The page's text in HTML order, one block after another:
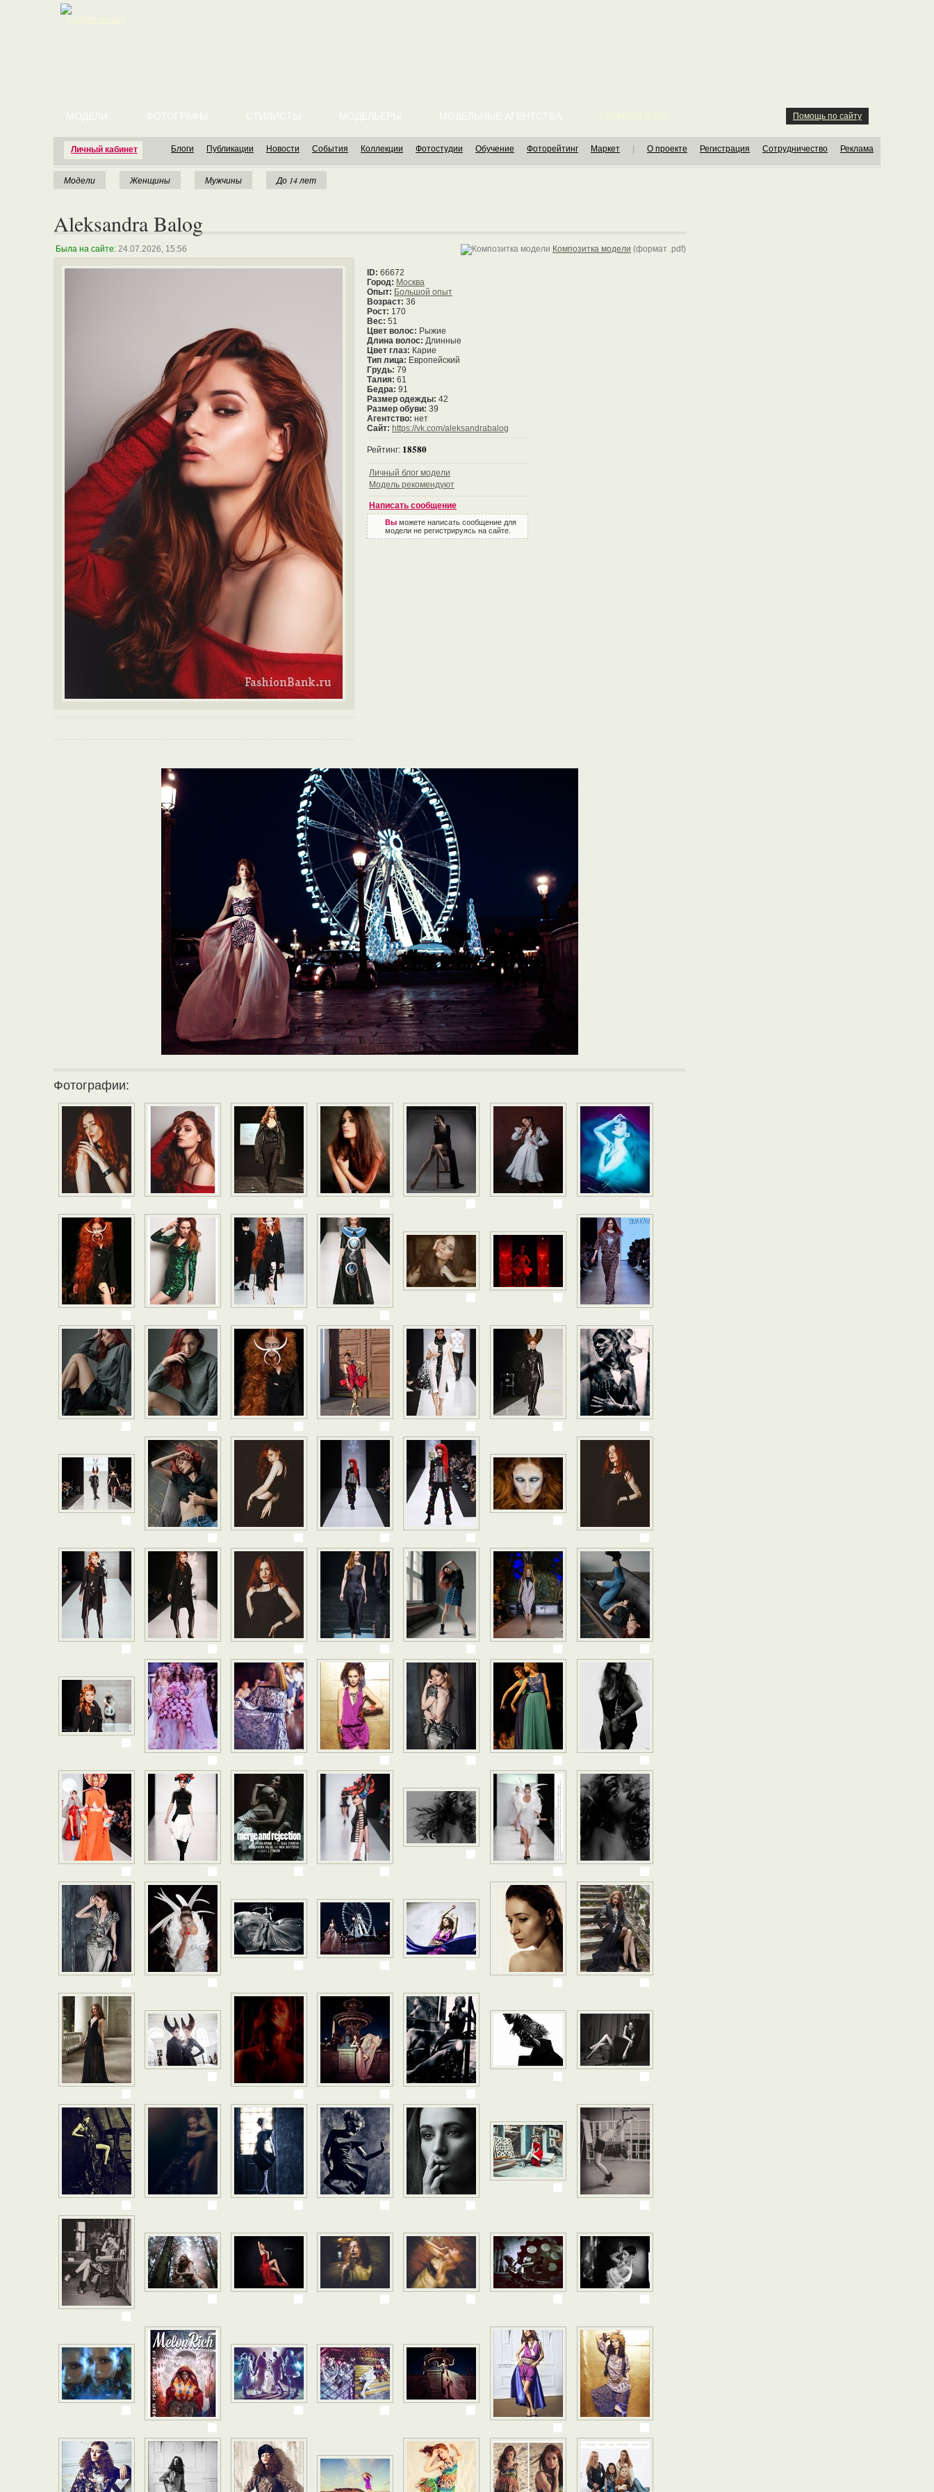
Личный кабинет
МОДЕЛИ ФОТОГРАФЫ СТИЛИСТЫ МОДЕЛЬЕРЫ МОДЕЛЬНЫЕ АГЕНТСТВА Помощь по сайту
Блоги Публикации Новости События Коллекции Фотостудии Обучение Фоторейтинг Маркет О проекте Регистрация Сотрудничество Реклама
Модели Женщины Мужчины До 14 лет
Aleksandra Balog
Композитка модели (формат .pdf)
Была на сайте: 24.07.2026, 15:56
ID: 66672
Город: Москва
Опыт: Большой опыт
Возраст: 36
Рост: 170
Вес: 51
Цвет волос: Рыжие
Длина волос: Длинные
Цвет глаз: Карие
Тип лица: Европейский
Грудь: 79
Талия: 61
Бедра: 91
Размер одежды: 42
Размер обуви: 39
Агентство: нет
Сайт: https://vk.com/aleksandrabalog
Рейтинг: 18580
Личный блог модели
Модель рекомендуют
Написать сообщение
Вы можете написать сообщение для
модели не регистрируясь на сайте.
Фотографии: